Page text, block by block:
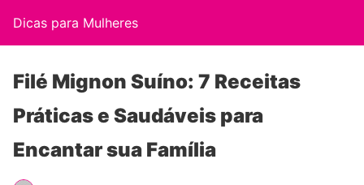
Dicas para Mulheres
Filé Mignon Suíno: 7 Receitas
Práticas e Saudáveis para
Encantar sua Família